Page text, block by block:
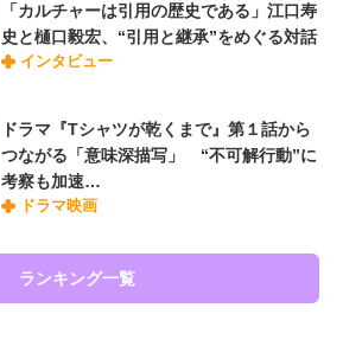
「カルチャーは引用の歴史である」江口寿
史と樋口毅宏、“引用と継承”をめぐる対話
インタビュー
ドラマ『Tシャツが乾くまで』第１話から
つながる「意味深描写」 “不可解行動”に
考察も加速…
ドラマ映画
ランキング一覧